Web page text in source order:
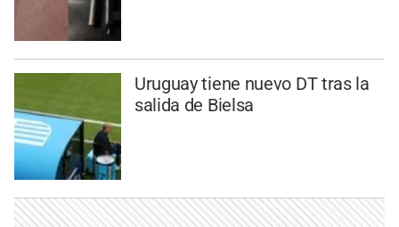
Uruguay tiene nuevo DT tras la
salida de Bielsa